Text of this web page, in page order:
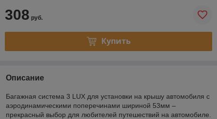
308 руб.
Купить
Описание
Багажная система 3 LUX для установки на крышу автомобиля с
аэродинамическими поперечинами шириной 53мм –
прекрасный выбор для любителей путешествий на автомобиле.